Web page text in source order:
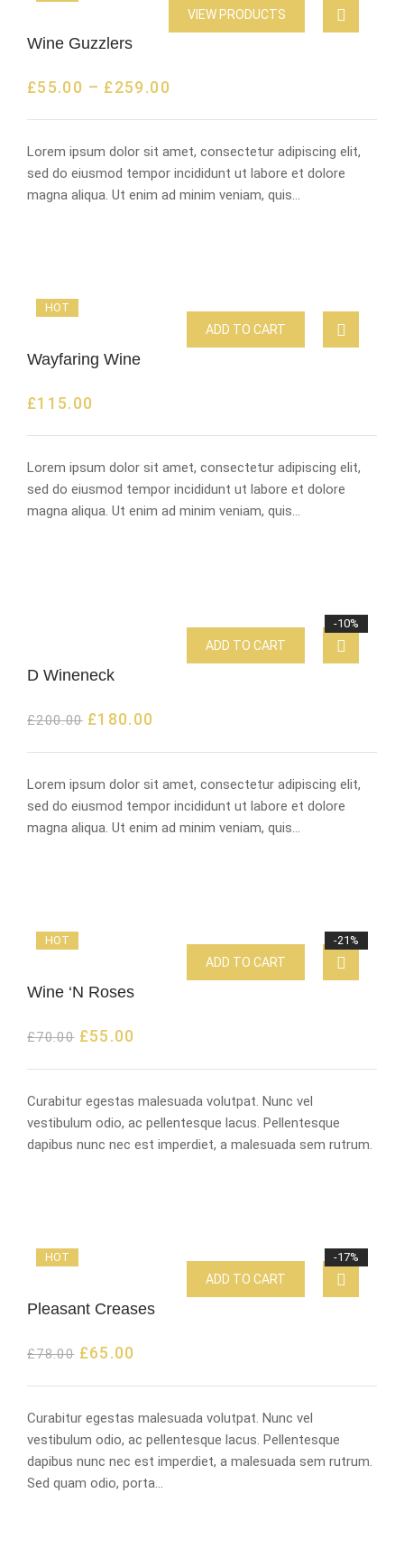
Wine Guzzlers
£55.00 – £259.00
VIEW PRODUCTS
Lorem ipsum dolor sit amet, consectetur adipiscing elit,
sed do eiusmod tempor incididunt ut labore et dolore
magna aliqua. Ut enim ad minim veniam, quis…
HOT
Wayfaring Wine
£115.00
ADD TO CART
Lorem ipsum dolor sit amet, consectetur adipiscing elit,
sed do eiusmod tempor incididunt ut labore et dolore
magna aliqua. Ut enim ad minim veniam, quis…
-10%
D Wineneck
£200.00 £180.00
ADD TO CART
Lorem ipsum dolor sit amet, consectetur adipiscing elit,
sed do eiusmod tempor incididunt ut labore et dolore
magna aliqua. Ut enim ad minim veniam, quis…
-21%
HOT
Wine ‘N Roses
£70.00 £55.00
ADD TO CART
Curabitur egestas malesuada volutpat. Nunc vel
vestibulum odio, ac pellentesque lacus. Pellentesque
dapibus nunc nec est imperdiet, a malesuada sem rutrum.
-17%
HOT
Pleasant Creases
£78.00 £65.00
ADD TO CART
Curabitur egestas malesuada volutpat. Nunc vel
vestibulum odio, ac pellentesque lacus. Pellentesque
dapibus nunc nec est imperdiet, a malesuada sem rutrum.
Sed quam odio, porta…